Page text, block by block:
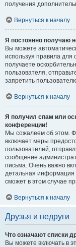
получения
Вернуться к началу
Я постоянно получаю
Вы можете
используя правила
получаете
пользователя,
запретить
Вернуться к началу
Я получил спам или
конференции!
Мы сожалеем об этом.
включает меры
пользователей,
сообщение
письма. Очень важно
детальная информация
сможет в этом случае
Вернуться к началу
Друзья и недруги
Что означают списки
Вы можете включать в